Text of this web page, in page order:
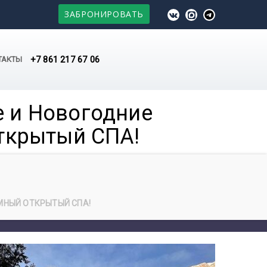
ЗАБРОНИРОВАТЬ
+7 861 217 67 06
и Новогодние
СПА!
ОТКРЫТЫЙ СПА!